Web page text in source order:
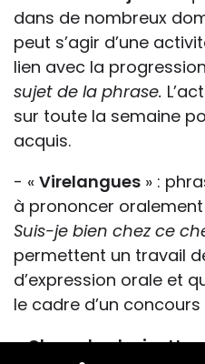
dans de nombreux
peut s’agir d’une
lien avec la
sujet de la phrase.
sur toute la semaine
acquis.
- « Virelangues » :
à prononcer
Suis-je bien chez ce
permettent un travail
d’expression orale et
le cadre d’un
-Charade, devinette,